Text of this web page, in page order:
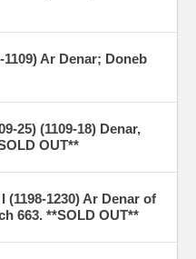
Ar Denar; Doneb
25) (1109-18) Denar,
OUT**
(1198-1230) Ar Denar of
663. **SOLD OUT**